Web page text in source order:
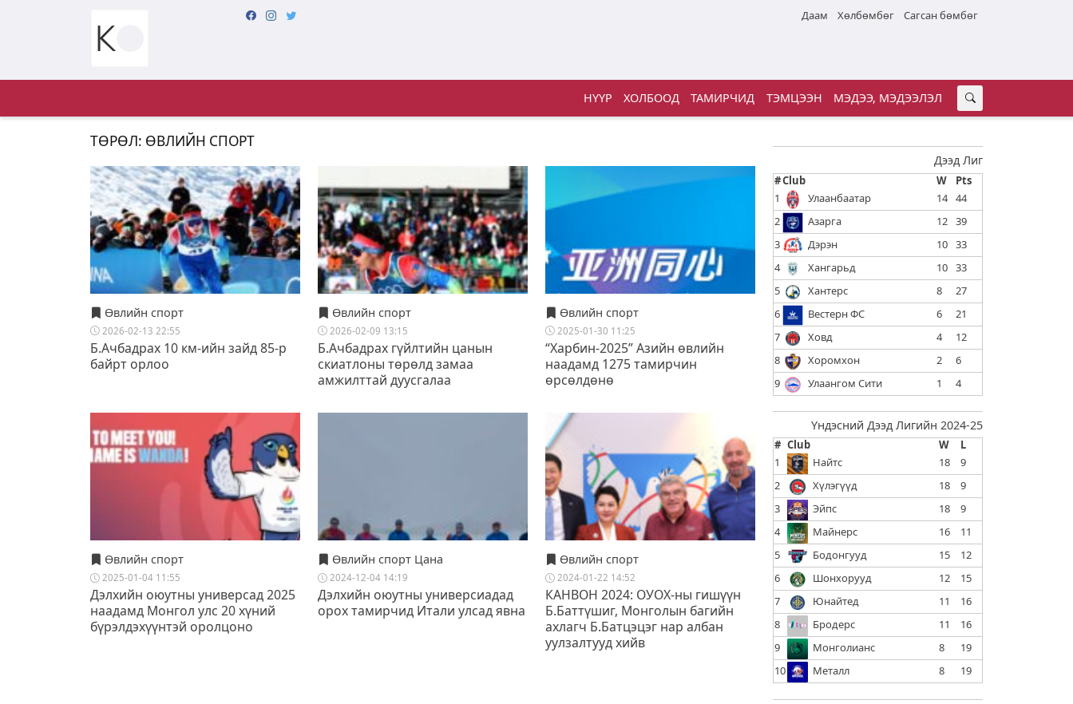
Даам Хөлбөмбөг Сагсан бөмбөг
НҮҮР ХОЛБООД ТАМИРЧИД ТЭМЦЭЭН МЭДЭЭ, МЭДЭЭЛЭЛ
ТӨРӨЛ: ӨВЛИЙН СПОРТ
Өвлийн спорт
2026-02-13 22:55
Б.Ачбадрах 10 км-ийн зайд 85-р
байрт орлоо
Өвлийн спорт
2026-02-09 13:15
Б.Ачбадрах гүйлтийн цанын
скиатлоны төрөлд замаа
амжилттай дуусгалаа
Өвлийн спорт
2025-01-30 11:25
“Харбин-2025” Азийн өвлийн
наадамд 1275 тамирчин
өрсөлдөнө
Өвлийн спорт
2025-01-04 11:55
Дэлхийн оюутны универсад 2025
наадамд Монгол улс 20 хүний
бүрэлдэхүүнтэй оролцоно
Өвлийн спорт Цана
2024-12-04 14:19
Дэлхийн оюутны универсиадад
орох тамирчид Итали улсад явна
Өвлийн спорт
2024-01-22 14:52
КАНВОН 2024: ОУОХ-ны гишүүн
Б.Баттүшиг, Монголын багийн
ахлагч Б.Батцэцэг нар албан
уулзалтууд хийв
Дээд Лиг
#Club W
Pts
1
Улаанбаатар 14 44
2
Азарга 12 39
3
Дэрэн 10 33
4
Хангарьд 10 33
5
Хантерс 8
27
6
Вестерн ФС 6
21
7
Ховд 4
12
8
Хоромхон 2
6
9
Улаангом Сити 1 4
Үндэсний Дээд Лигийн 2024-25
# Club W
L
1
Найтс 18
9
2
Хүлэгүүд 18
9
3
Эйпс 18
9
4
Майнерс 16
11
5
Бодонгууд 15
12
6
Шонхорууд 12
15
7
Юнайтед 11
16
8
Бродерс 11
16
9
Монголианс 8
19
10
Металл 8 19